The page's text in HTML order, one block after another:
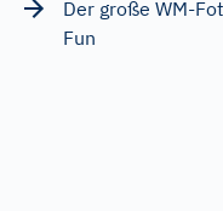
Der große WM-
Fun